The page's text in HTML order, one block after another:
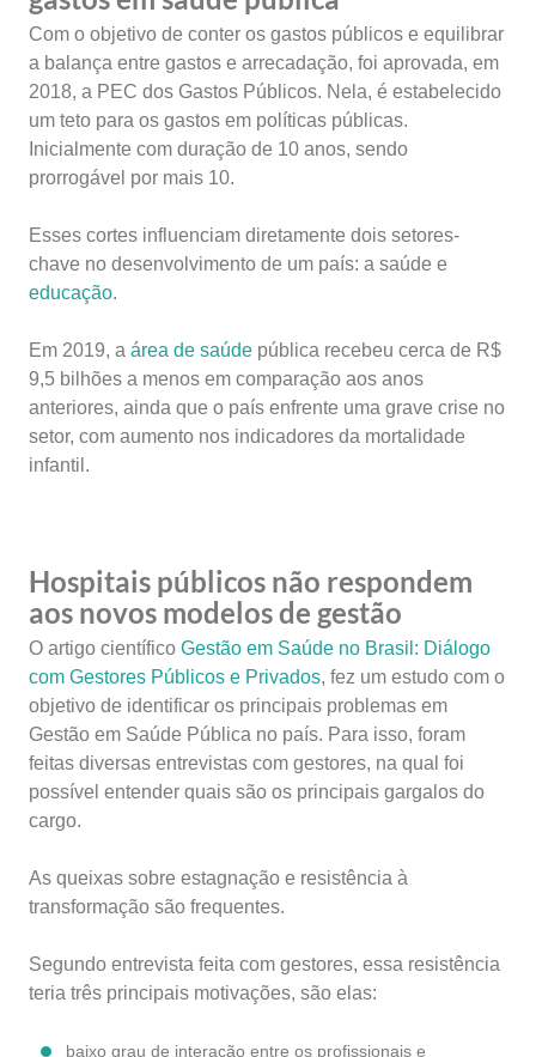
Com o objetivo de conter os gastos públicos e equilibrar
a balança entre gastos e arrecadação, foi aprovada, em
2018, a PEC dos Gastos Públicos. Nela, é estabelecido
um teto para os gastos em políticas públicas.
Inicialmente com duração de 10 anos, sendo
prorrogável por mais 10.
Esses cortes influenciam diretamente dois setores-
chave no desenvolvimento de um país: a saúde e
educação.
Em 2019, a área de saúde pública recebeu cerca de R$
9,5 bilhões a menos em comparação aos anos
anteriores, ainda que o país enfrente uma grave crise no
setor, com aumento nos indicadores da mortalidade
infantil.
Hospitais públicos não respondem
aos novos modelos de gestão
O artigo científico Gestão em Saúde no Brasil: Diálogo
com Gestores Públicos e Privados, fez um estudo com o
objetivo de identificar os principais problemas em
Gestão em Saúde Pública no país. Para isso, foram
feitas diversas entrevistas com gestores, na qual foi
possível entender quais são os principais gargalos do
cargo.
As queixas sobre estagnação e resistência à
transformação são frequentes.
Segundo entrevista feita com gestores, essa resistência
teria três principais motivações, são elas:
baixo grau de interação entre os profissionais e